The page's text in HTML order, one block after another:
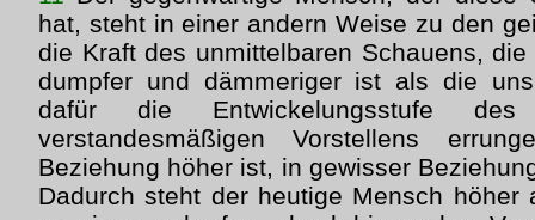
hat, steht in einer andern Weise zu den
die Kraft des unmittelbaren Schauens,
dumpfer und dämmeriger ist als die
dafür die Entwickelungsstufe des
verstandesmäßigen Vorstellens
Beziehung höher ist, in gewisser
Dadurch steht der heutige Mensch höher